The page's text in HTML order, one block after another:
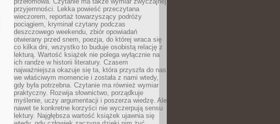
przyjemności. Lekka powieść przeczytana
wieczorem, reportaż towarzyszący podróży
pociągiem, kryminał czytany podczas
deszczowego weekendu, zbiór opowiadań
otwierany przed snem, poezja, do której wraca się
co kilka dni, wszystko to buduje osobistą relację z
lekturą. Wartość książek nie polega wyłącznie na
ich randze w historii literatury. Czasem
najważniejsza okazuje się ta, która przyszła do nas
we właściwym momencie i została z nami wtedy,
gdy była potrzebna. Czytanie ma również wymiar
praktyczny. Rozwija słownictwo, porządkuje
myślenie, uczy argumentacji i poszerza wiedzę. Ale
nawet te konkretne korzyści nie wyczerpują sensu
lektury. Najgłębsza wartość książek ujawnia się